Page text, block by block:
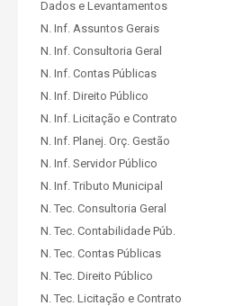
Dados e Levantamentos
N. Inf. Assuntos Gerais
N. Inf. Consultoria Geral
N. Inf. Contas Públicas
N. Inf. Direito Público
N. Inf. Licitação e Contrato
N. Inf. Planej. Orç. Gestão
N. Inf. Servidor Público
N. Inf. Tributo Municipal
N. Tec. Consultoria Geral
N. Tec. Contabilidade Púb.
N. Tec. Contas Públicas
N. Tec. Direito Público
N. Tec. Licitação e Contrato